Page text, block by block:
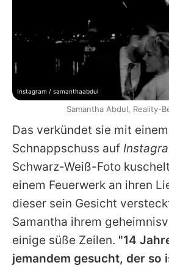
Das verkündet sie mit
Schnappschuss auf
Schwarz-Weiß-Foto
einem Feuerwerk an ihren
dieser sein Gesicht
Samantha ihrem
einige süße Zeilen. "14
jemandem gesucht, der so
Instagram / samanthaabdul
Samantha Abdul, Reality-